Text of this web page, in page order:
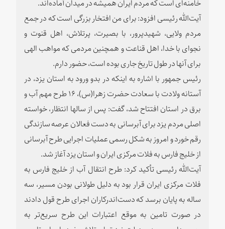
آیت‌الله رئیسی افزود: برای من افتخار بزرگی است که در جمع
مردم ولایی، شهیدپرور، با بصیرت، پرتلاش، اهل قنوت و
نجوای با خدا، اهل قناعت و همچنین مردمی که مواهب الهی
برای آنها در طول تاریخ جاری بوده است، حضور دارم.
رئیس جمهور با اشاره به اینکه در بدو ورود به استان یزد، در
آستانه ولادت با سعادت حضرت زهرا(س)، ۱۶ طرح مهم آب و
برق در استان افتتاح شد، گفت: پس از سالها انتظار، خواسته
اصلی مردم یزد برای آبرسانی به دست فعالان عرصه سازندگی
رقم خورد و امروز به شکل رسمی عملیات اجرایی طرح آبرسانی
از خلیج فارس به فلات مرکزی ایران و استان یزد آغاز شد.
آیت‌الله رئیسی تأکید کرد: طرح انتقال آب از خلیج فارس به
فلات مرکزی ایران قرار بود به دلیل طولانی بودن مسیر، سه
ساله به پایان برسد که دست‌اندرکاران اجرای طرح قول دادند
در صورت تامین به موقع اعتبارات این طرح سریع‌تر به